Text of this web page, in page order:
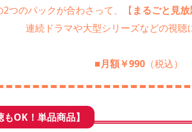
2つのパックが合わさって、【 まるごと見放
連続ドラマや大型シリーズなどの視聴
■月額￥990（税込）
もOK！単品商品】